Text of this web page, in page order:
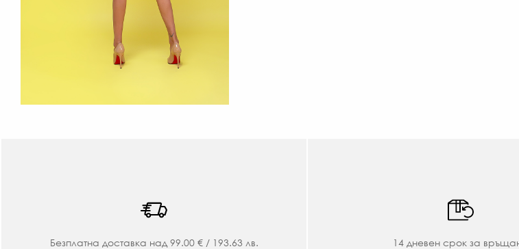
Безплатна доставка над 99.00 € / 193.63 лв. 14 дневен срок за